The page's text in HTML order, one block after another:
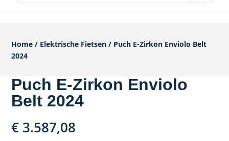
naar:
Home / Elektrische Fietsen / Puch E-Zirkon Enviolo Belt
2024
Puch E-Zirkon Enviolo
Belt 2024
€ 3.587,08